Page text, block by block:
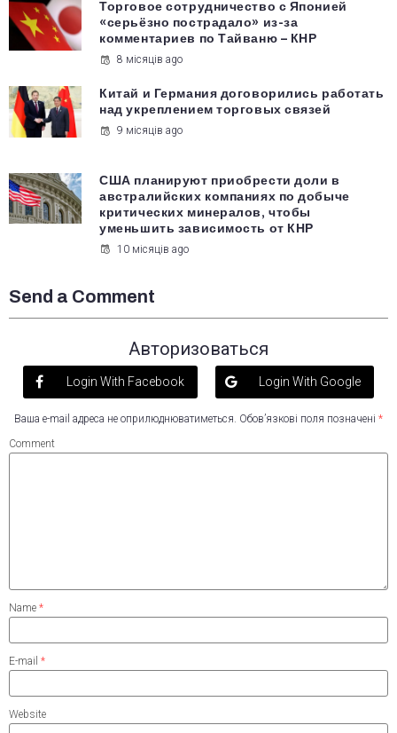
Торговое сотрудничество с Японией
«серьёзно пострадало» из-за
комментариев по Тайваню – КНР
8 місяців ago
Китай и Германия договорились работать
над укреплением торговых связей
9 місяців ago
США планируют приобрести доли в
австралийских компаниях по добыче
критических минералов, чтобы
уменьшить зависимость от КНР
10 місяців ago
Send a Comment
Авторизоваться
Login With Facebook Login With Google
Ваша e-mail адреса не оприлюднюватиметься. Обов’язкові поля позначені *
Comment
Name *
E-mail *
Website